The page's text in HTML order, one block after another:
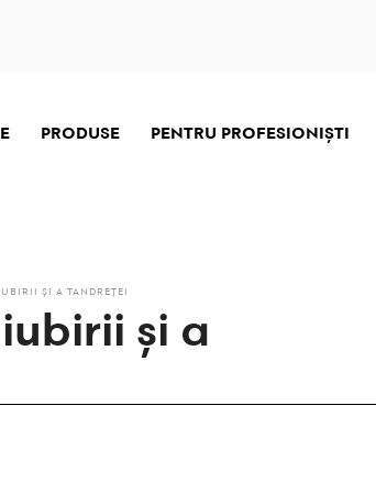
PRODUSE PENTRU PROFESIONIŞTI
ȘI A TANDREȚEI
și a